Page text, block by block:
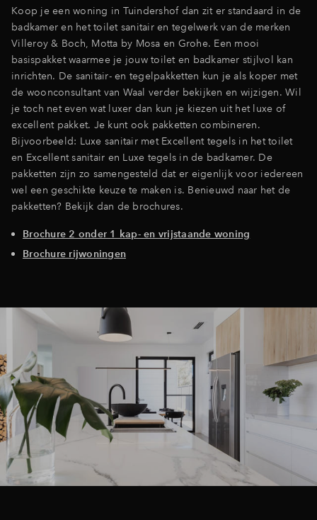
Koop je een woning in Tuindershof dan zit er standaard in de
badkamer en het toilet sanitair en tegelwerk van de merken
Villeroy & Boch, Motta by Mosa en Grohe. Een mooi
basispakket waarmee je jouw toilet en badkamer stijlvol kan
inrichten. De sanitair- en tegelpakketten kun je als koper met
de woonconsultant van Waal verder bekijken en wijzigen. Wil
je toch net even wat luxer dan kun je kiezen uit het luxe of
excellent pakket. Je kunt ook pakketten combineren.
Bijvoorbeeld: Luxe sanitair met Excellent tegels in het toilet
en Excellent sanitair en Luxe tegels in de badkamer. De
pakketten zijn zo samengesteld dat er eigenlijk voor iedereen
wel een geschikte keuze te maken is. Benieuwd naar het de
pakketten? Bekijk dan de brochures.
Brochure 2 onder 1 kap- en vrijstaande woning
Brochure rijwoningen